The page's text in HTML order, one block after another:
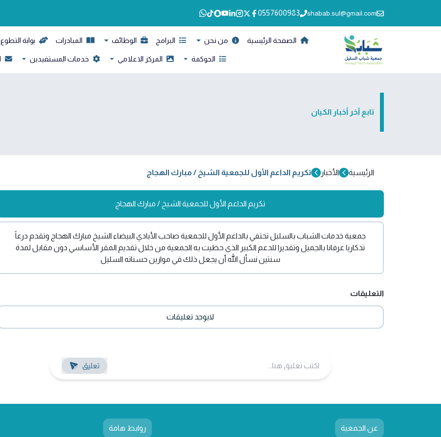
shabab.sul@gmail.com
0557600983
الصفحة الرئيسية من نحن البرامج الوظائف المبادرات بوابة التطوع
الحوكمة المركز الاعلامي خدمات المستفيدين
تابع آخر أخبار الكيان
الرئيسية الأخبار تكريم الداعم الأول للجمعية الشيخ / مبارك الهجاج
تكريم الداعم الأول للجمعية الشيخ / مبارك الهجاج
جمعية خدمات الشباب بالسليل تحتفي بالداعم الأول للجمعية صاحب الأيادي البيضاء الشيخ مبارك الهجاج وتقدم درعاً
تذكاريا عرفانا بالجميل وتقديرا للدعم الكبير الذي حظيت به الجمعية من خلال تقديم المقر الأساسي دون مقابل لمدة
سنتين نسأل الله أن يجعل ذلك في موازين حسناته السليل
التعليقات
لايوجد تعليقات
عن الجمعية روابط هامة